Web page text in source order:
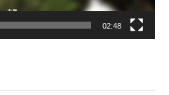
02:48